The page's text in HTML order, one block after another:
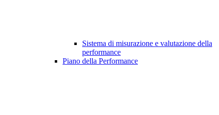
Sistema di misurazione e valutazione della
performance
Piano della Performance